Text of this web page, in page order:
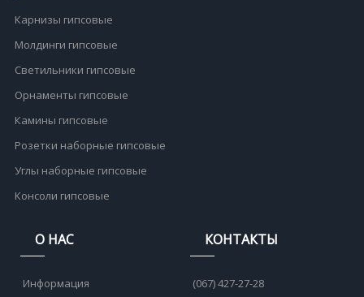
Карнизы гипсовые
Молдинги гипсовые
Светильники гипсовые
Орнаменты гипсовые
Камины гипсовые
Розетки наборные гипсовые
Углы наборные гипсовые
Консоли гипсовые
О НАС
Информация
КОНТАКТЫ
(067) 427-27-28